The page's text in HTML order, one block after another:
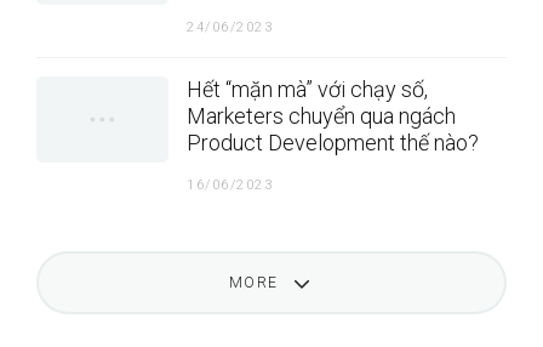
24/06/2023
Hết “mặn mà” với chạy số,
Marketers chuyển qua ngách
Product Development thế nào?
16/06/2023
MORE